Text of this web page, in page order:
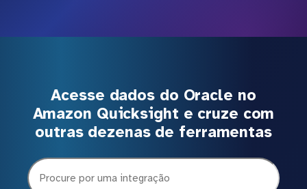
Acesse dados do Oracle no
Amazon Quicksight e cruze com
outras dezenas de ferramentas